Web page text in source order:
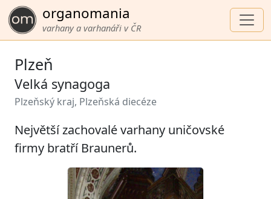
organomania
varhany a varhanáři v ČR
Plzeň
Velká synagoga
Plzeňský kraj, Plzeňská diecéze
Největší zachovalé varhany uničovské
firmy bratří Braunerů.